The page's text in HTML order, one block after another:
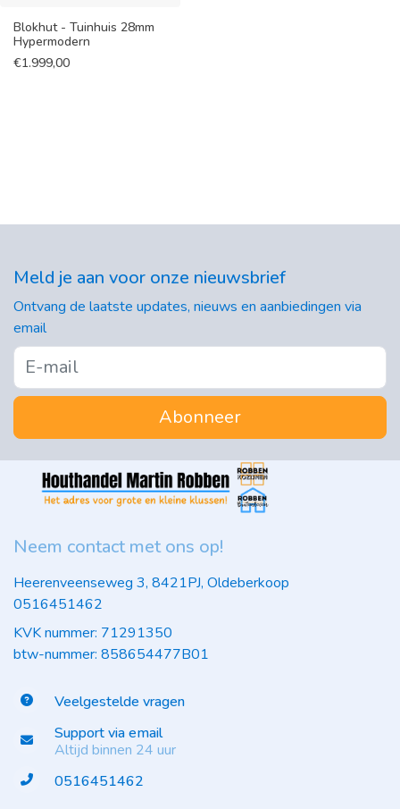
Blokhut - Tuinhuis 28mm
Hypermodern
€1.999,00
Meld je aan voor onze nieuwsbrief
Ontvang de laatste updates, nieuws en aanbiedingen via
email
Abonneer
Neem contact met ons op!
Heerenveenseweg 3, 8421PJ, Oldeberkoop
0516451462
KVK nummer: 71291350
btw-nummer: 858654477B01
Veelgestelde vragen
Support via email
Altijd binnen 24 uur
0516451462